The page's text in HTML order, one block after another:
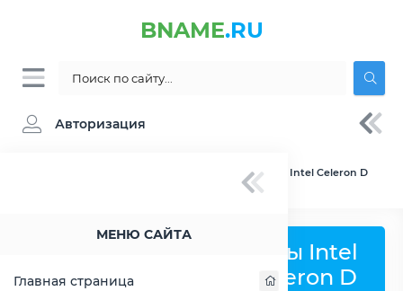
BNAME.RU
Авторизация
МЕНЮ САЙТА
Главная страница
» Сравнение Intel Atom E660 vs Intel Celeron D
Сравнить процессоры Intel
Atom E660 и Intel Celeron D